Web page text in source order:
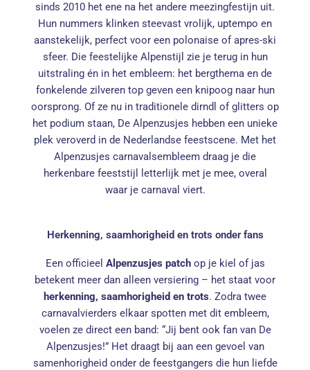
sinds 2010 het ene na het andere meezingfestijn uit.
Hun nummers klinken steevast vrolijk, uptempo en
aanstekelijk, perfect voor een polonaise of apres-ski
sfeer. Die feestelijke Alpenstijl zie je terug in hun
uitstraling én in het embleem: het bergthema en de
fonkelende zilveren top geven een knipoog naar hun
oorsprong. Of ze nu in traditionele dirndl of glitters op
het podium staan, De Alpenzusjes hebben een unieke
plek veroverd in de Nederlandse feestscene. Met het
Alpenzusjes carnavalsembleem draag je die
herkenbare feeststijl letterlijk met je mee, overal
waar je carnaval viert.
Herkenning, saamhorigheid en trots onder fans
Een officieel Alpenzusjes patchop je kiel of jas
betekent meer dan alleen versiering – het staat voor
herkenning, saamhorigheid en trots. Zodra twee
carnavalvierders elkaar spotten met dit embleem,
voelen ze direct een band: “Jij bent ook fan van De
Alpenzusjes!” Het draagt bij aan een gevoel van
samenhorigheid onder de feestgangers die hun liefde